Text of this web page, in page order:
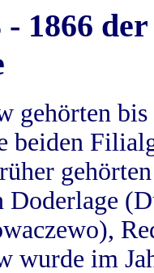
- 1866
gehörten
beiden
Doderlage
wurde im